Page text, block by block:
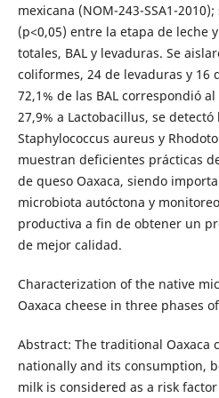
mexicana (NOM-243-SSA1-
(p<0,05) entre la etapa de leche
totales, BAL y levaduras. Se
coliformes, 24 de levaduras y 16
72,1% de las BAL correspondió
27,9% a Lactobacillus, se
Staphylococcus aureus y
muestran deficientes prácticas
de queso Oaxaca, siendo
microbiota autóctona y
productiva a fin de obtener un
de mejor calidad.
Characterization of the native
Oaxaca cheese in three phases
Abstract: The traditional Oaxaca
nationally and its consumption,
milk is considered as a risk